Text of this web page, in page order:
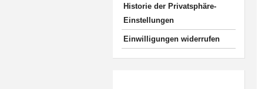
Historie der Privatsphäre-
Einstellungen
Einwilligungen widerrufen